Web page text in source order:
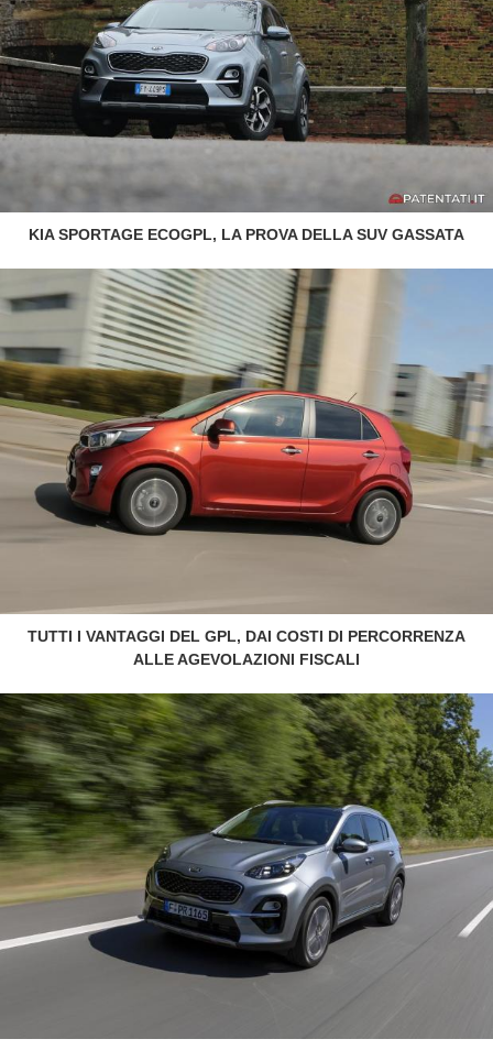
KIA SPORTAGE ECOGPL, LA PROVA DELLA SUV GASSATA
TUTTI I VANTAGGI DEL GPL, DAI COSTI DI PERCORRENZA
ALLE AGEVOLAZIONI FISCALI